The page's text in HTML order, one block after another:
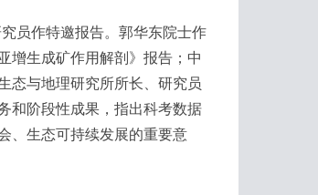
员作特邀报告。郭华东院士作
增生成矿作用解剖》报告；中
态与地理研究所所长、研究员
和阶段性成果，指出科考数据
、生态可持续发展的重要意